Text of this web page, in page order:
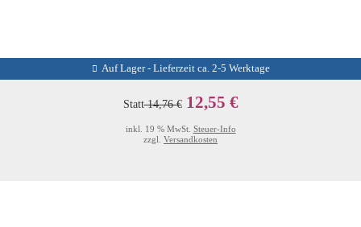
Auf Lager - Lieferzeit ca. 2-5 Werktage
Statt14,76 € 12,55 €
inkl. 19 % MwSt. Steuer-Info
zzgl. Versandkosten